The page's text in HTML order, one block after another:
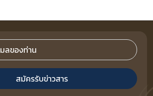
สมัครรับข่าวสาร